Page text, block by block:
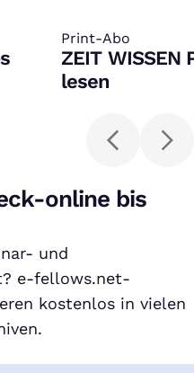
Print-Abo
:
ZEIT
lesen
online bis
und
e-fellows.net-
kostenlos in vielen